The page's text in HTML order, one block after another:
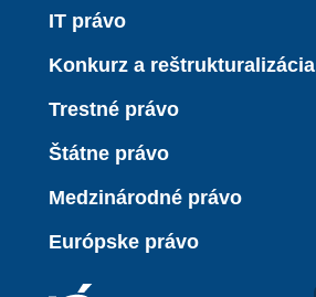
IT právo
Konkurz a reštrukturalizácia
Trestné právo
Štátne právo
Medzinárodné právo
Európske právo